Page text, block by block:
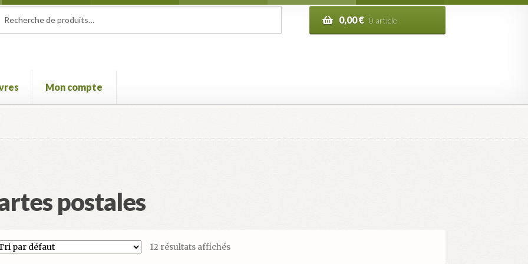
:
0,00€ 0 article
Mon compte
Film international de Champcella
postales
12 résultats affichés